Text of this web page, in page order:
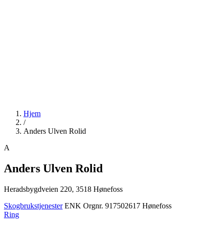
Hjem
/
Anders Ulven Rolid
A
Anders Ulven Rolid
Heradsbygdveien 220, 3518 Hønefoss
Skogbrukstjenester ENK Orgnr. 917502617 Hønefoss
Ring